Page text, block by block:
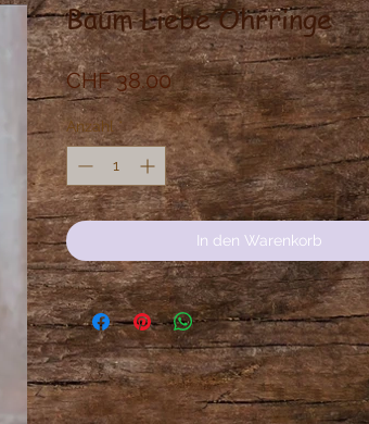
Baum Liebe Ohrringe
CHF 38.00Preis
Anzahl *
In den Warenkorb